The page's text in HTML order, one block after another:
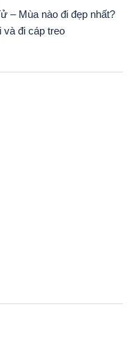
– Mùa nào đi đẹp nhất?
và đi cáp treo